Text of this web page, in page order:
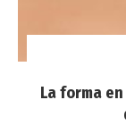
La forma